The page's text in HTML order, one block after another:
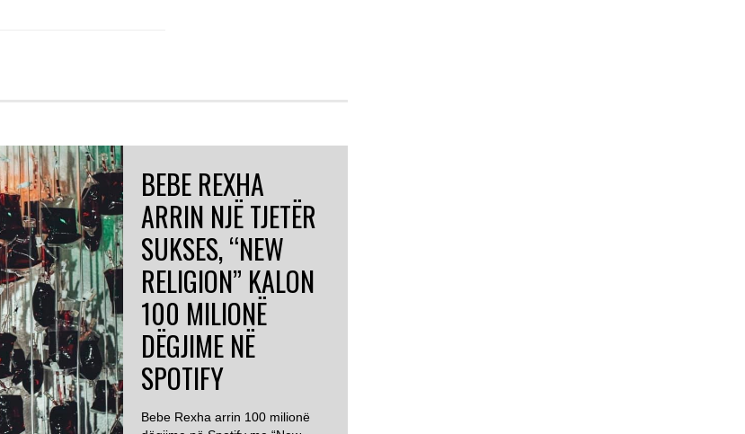
BEBE REXHA
ARRIN NJË TJETËR
SUKSES, “NEW
RELIGION” KALON
100 MILIONË
DËGJIME NË
SPOTIFY
Bebe Rexha arrin 100 milionë